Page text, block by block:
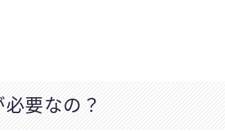
要なの？